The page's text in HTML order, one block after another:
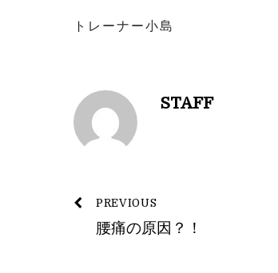
トレーナー小島
STAFF
PREVIOUS
腰痛の原因？！